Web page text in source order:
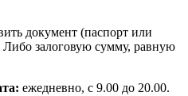
документ (паспорт или
Либо залоговую сумму, равную
ежедневно, с 9.00 до 20.00.